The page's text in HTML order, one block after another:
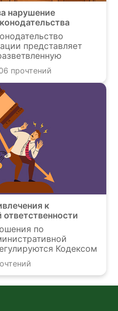
нарушение
представляет
на охрану
обеспечение
Его
не просто
предприятия,
связана с
Нарушение
собой серьезную
от административных
преследования.
прочтений
к
по
Кодексом
правонарушениях
был опубликован
№ 290-ФЗ "О
в Кодекс